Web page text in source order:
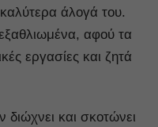
άλογά του.
αφού τα
εργασίες και ζητά
και σκοτώνει